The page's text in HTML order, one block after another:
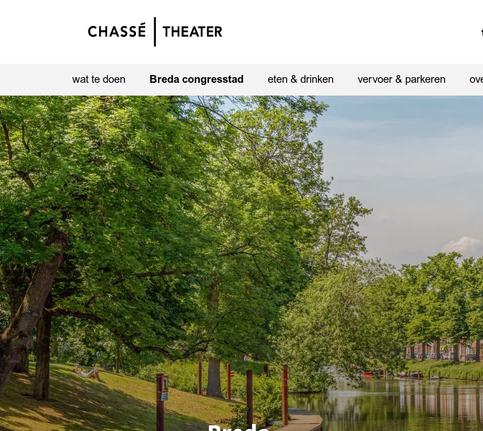
wat te doen Breda congresstad eten & drinken vervoer & parkeren